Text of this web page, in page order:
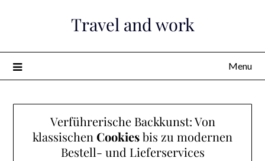
Travel and work
Menu
Verführerische Backkunst: Von
klassischen Cookiesbis zu modernen
Bestell- und Lieferservices